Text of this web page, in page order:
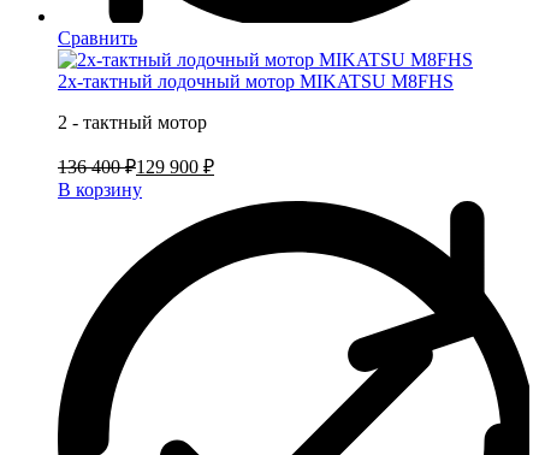
Сравнить
2х-тактный лодочный мотор MIKATSU M8FHS
2 - тактный мотор
136 400 ₽129 900 ₽
В корзину